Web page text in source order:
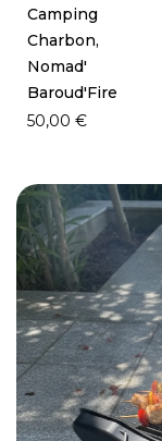
Camping
Charbon,
Nomad'
Baroud'Fire
50,00 €